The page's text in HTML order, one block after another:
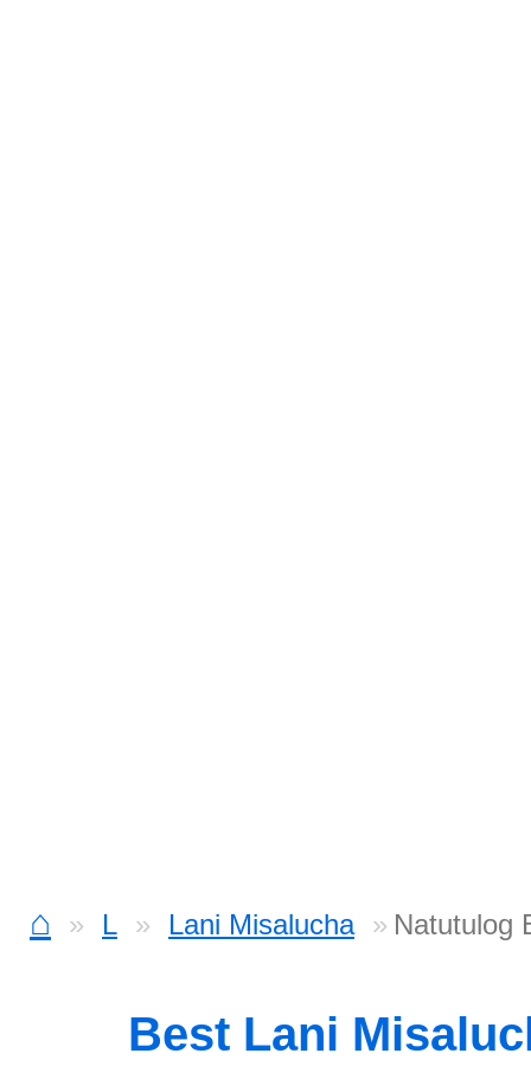
⌂ L Lani Misalucha Natutulog
Best Lani